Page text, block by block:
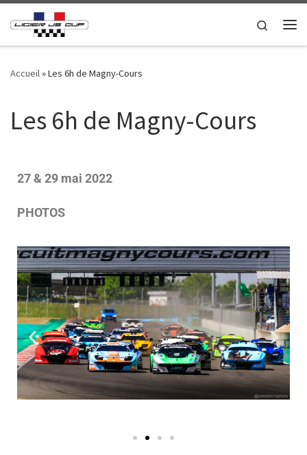
Passer au contenu Search
Accueil»Les 6h de Magny-Cours
Les 6h de Magny-Cours
27 & 29 mai 2022
PHOTOS